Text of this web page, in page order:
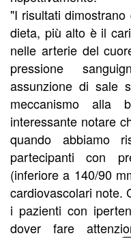
"I risultati
dieta, più alto è il
nelle arterie del
pressione
assunzione di sale
meccanismo alla
interessante notare
quando abbiamo
partecipanti con
(inferiore a 140/90
cardiovascolari note.
i pazienti con
dover fare